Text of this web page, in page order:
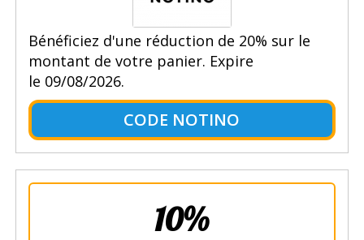
Bénéficiez d'une réduction de 20% sur le
montant de votre panier. Expire
le 09/08/2026.
CODE NOTINO
10%